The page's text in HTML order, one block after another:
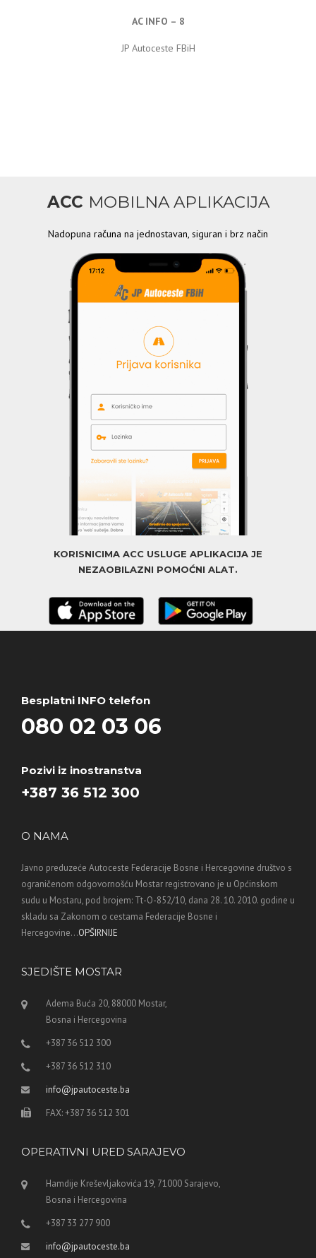
AC INFO – 8
JP Autoceste FBiH
ACC MOBILNA APLIKACIJA
Nadopuna računa na jednostavan, siguran i brz način
KORISNICIMA ACC USLUGE APLIKACIJA JE
NEZAOBILAZNI POMOĆNI ALAT.
Besplatni INFO telefon
080 02 03 06
Pozivi iz inostranstva
+387 36 512 300
O NAMA
Javno preduzeće Autoceste Federacije Bosne i Hercegovine društvo s
ograničenom odgovornošću Mostar registrovano je u Općinskom
sudu u Mostaru, pod brojem: Tt-O-852/10, dana 28. 10. 2010. godine u
skladu sa Zakonom o cestama Federacije Bosne i
Hercegovine...OPŠIRNIJE
SJEDIŠTE MOSTAR
Adema Buća 20, 88000 Mostar,
Bosna i Hercegovina
+387 36 512 300
+387 36 512 310
info@jpautoceste.ba
FAX: +387 36 512 301
OPERATIVNI URED SARAJEVO
Hamdije Kreševljakovića 19, 71000 Sarajevo,
Bosna i Hercegovina
+387 33 277 900
info@jpautoceste.ba